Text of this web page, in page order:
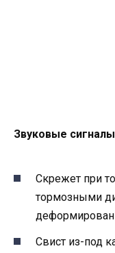
Звуковые сигналы
Скрежет при
тормозными
Свист из-под